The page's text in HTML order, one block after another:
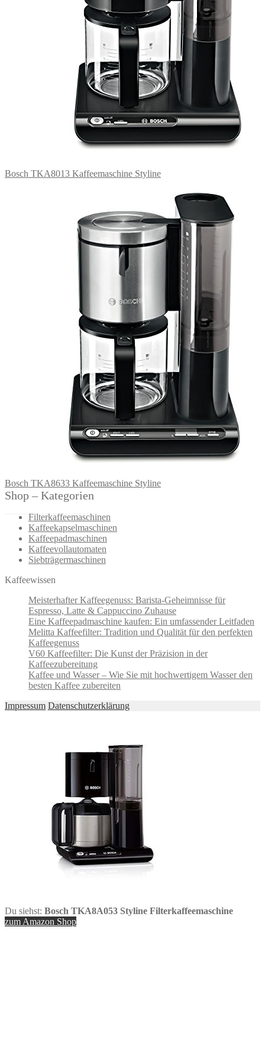
Bosch TKA8013 Kaffeemaschine Styline
Bosch TKA8633 Kaffeemaschine Styline
Shop – Kategorien
Filterkaffeemaschinen
Kaffeekapselmaschinen
Kaffeepadmaschinen
Kaffeevollautomaten
Siebträgermaschinen
Kaffeewissen
Meisterhafter Kaffeegenuss: Barista-Geheimnisse für
Espresso, Latte & Cappuccino Zuhause
Eine Kaffeepadmaschine kaufen: Ein umfassender Leitfaden
Melitta Kaffeefilter: Tradition und Qualität für den perfekten
Kaffeegenuss
V60 Kaffeefilter: Die Kunst der Präzision in der
Kaffeezubereitung
Kaffee und Wasser – Wie Sie mit hochwertigem Wasser den
besten Kaffee zubereiten
Impressum Datenschutzerklärung
Du siehst: Bosch TKA8A053 Styline Filterkaffeemaschine
zum Amazon Shop